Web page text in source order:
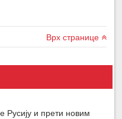
Врх странице
Русију и прети новим